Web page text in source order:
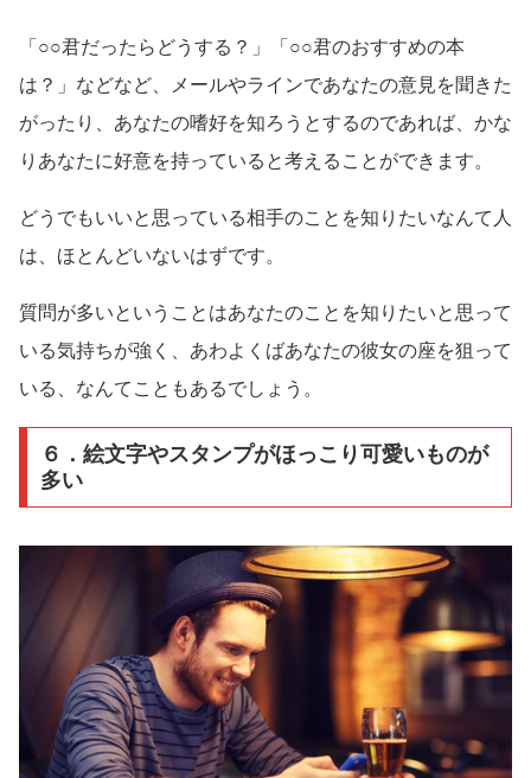
「○○君だったらどうする？」「○○君のおすすめの本
は？」などなど、メールやラインであなたの意見を聞きた
がったり、あなたの嗜好を知ろうとするのであれば、かな
りあなたに好意を持っていると考えることができます。
どうでもいいと思っている相手のことを知りたいなんて人
は、ほとんどいないはずです。
質問が多いということはあなたのことを知りたいと思って
いる気持ちが強く、あわよくばあなたの彼女の座を狙って
いる、なんてこともあるでしょう。
６．絵文字やスタンプがほっこり可愛いものが
多い